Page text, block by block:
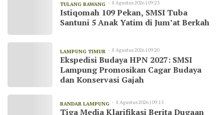
TULANG BAWANG 8 Agustus 2026 | 09:23
Istiqomah 109 Pekan, SMSI Tuba
Santuni 5 Anak Yatim di Jum’at Berkah
LAMPUNG TIMUR 8 Agustus 2026 | 09:20
Ekspedisi Budaya HPN 2027: SMSI
Lampung Promosikan Cagar Budaya
dan Konservasi Gajah
BANDAR LAMPUNG 8 Agustus 2026 | 09:15
Tiga Media Klarifikasi Berita Dugaan